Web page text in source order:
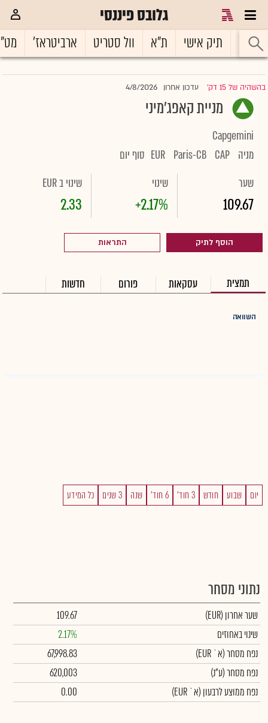
גלובס פיננסי
ראשי תיק אישי ת"א וול סטריט ארביטראז'
בהשהיה של 15 דק' |עדכון אחרון 4/8/2026
מניית קאפג'מיני
Capgemini
מניה CAP
Paris-CB
EUR סוף יום
שער
109.67
שינוי
+2.17%
שינוי ב EUR
2.33
הוסף לתיק התראות
תמצית עסקאות פורום חדשות
השוואה
יום שבוע חודש 3 חוד' 6 חוד' שנה 3 שנים כל המידע
נתוני מסחר
שער אחרון (EUR)
109.67
שינוי באחוזים
2.17%
נפח מסחר(א` EUR)
67,998.83
נפח מסחר(ע"נ)
620,003
נפח ממוצע לרבעון (א` EUR)
0.00